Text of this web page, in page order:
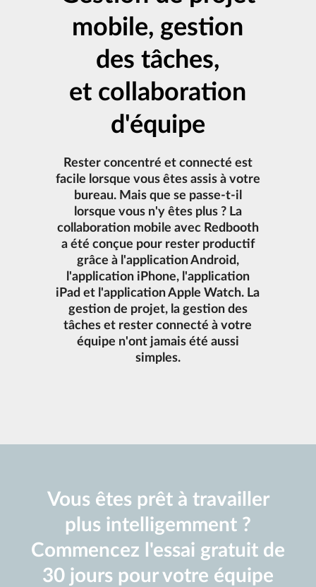
mobile, gestion
des tâches,
et collaboration
d'équipe
Rester concentré et connecté est
facile lorsque vous êtes assis à votre
bureau. Mais que se passe-t-il
lorsque vous n'y êtes plus ? La
collaboration mobile avec Redbooth
a été conçue pour rester productif
grâce à l'application Android,
l'application iPhone, l'application
iPad et l'application Apple Watch. La
gestion de projet, la gestion des
tâches et rester connecté à votre
équipe n'ont jamais été aussi
simples.
Vous êtes prêt à travailler
plus intelligemment ?
Commencez l'essai gratuit de
30 jours pour votre équipe